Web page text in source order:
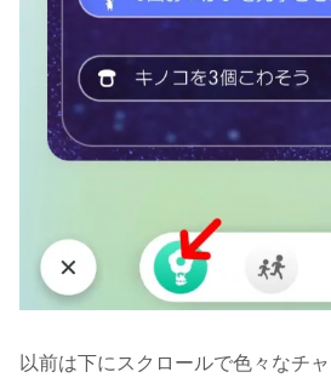
以前は下にスクロールで色々なチ